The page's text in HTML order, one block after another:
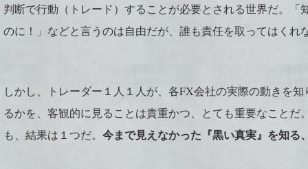
判断で行動（トレード）することが必要とされる世界だ。
のに！」などと言うのは自由だが、誰も責任を取ってはくれ
しかし、トレーダー１人１人が、各FX会社の実際の動きを
るかを、客観的に見ることは貴重かつ、とても重要なこと
も、結果は１つだ。 今まで見えなかった『黒い真実』を知る